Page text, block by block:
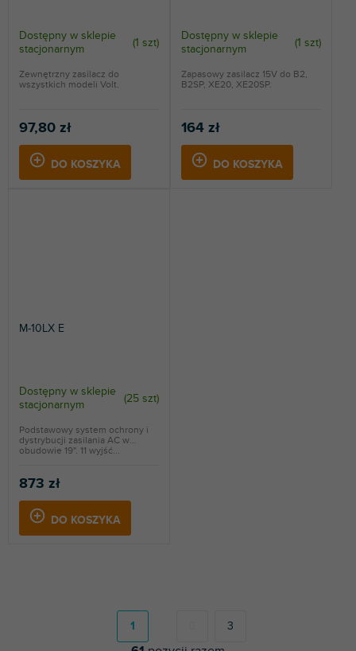
Dostępny w sklepie
stacjonarnym
(1 szt)
97,80 zł
DO KOSZYKA
Zewnętrzny zasilacz do
wszystkich modeli Volt.
Dostępny w sklepie
stacjonarnym
(1 szt)
164 zł
DO KOSZYKA
Zapasowy zasilacz 15V do B2,
B2SP, XE20, XE20SP.
M-10LX E
Dostępny w sklepie
stacjonarnym
(25 szt)
873 zł
DO KOSZYKA
Podstawowy system ochrony i
dystrybucji zasilania AC w
obudowie 19". 11 wyjść...
1 3